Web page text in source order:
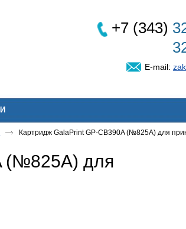
+7 (343)
E-mail:
Картридж GalaPrint GP-CB390A (№825A) для
(№825A) для